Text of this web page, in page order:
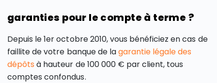
garanties pour le compte à terme ?
Depuis le 1er octobre 2010, vous bénéficiez en cas de
faillite de votre banque de lagarantie légale des
dépôts à hauteur de 100 000 € par client, tous
comptes confondus.